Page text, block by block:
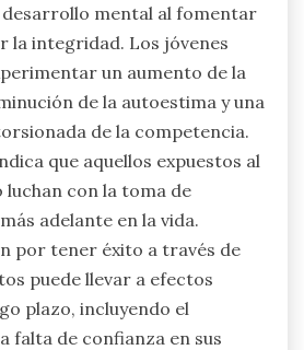
mental al fomentar
la integridad. Los jóvenes
un aumento de la
de la autoestima y una
de la competencia.
que aquellos expuestos al
luchan con la toma de
adelante en la vida.
por tener éxito a través de
puede llevar a efectos
plazo, incluyendo el
falta de confianza en sus